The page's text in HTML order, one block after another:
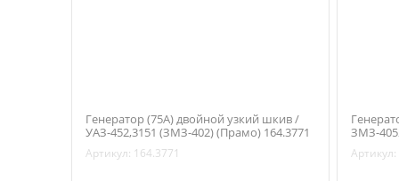
Генератор (75А) двойной узкий шкив /
УАЗ-452,3151 (ЗМЗ-402) (Прамо) 164.3771
Артикул: 164.3771
ЗМЗ-
Артикул: